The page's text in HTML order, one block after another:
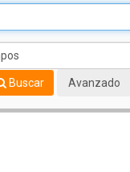
Buscar Avanzado